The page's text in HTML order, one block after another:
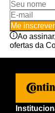
Me inscrever
Ao
ofertas da